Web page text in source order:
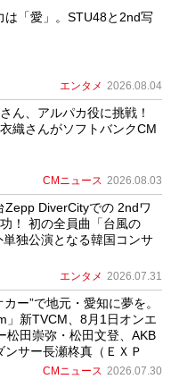
は「愛」。STU48と2nd写
エンタメ 2026.08.04
ん、アルパカ役に挑戦！
織さんがソフトバンクCM
CMニュース 2026.08.03
Zepp DiverCityでの 2ndワ
！ 初の全員曲「台風の
独公演となる韓国コンサ
エンタメ 2026.07.31
ー”で地元・愛知に夢を。
」新TVCM、8月1日オンエ
田崇弥・松田文登、AKB
サー長瀬柊真（ＥＸＰ
CMニュース 2026.07.30